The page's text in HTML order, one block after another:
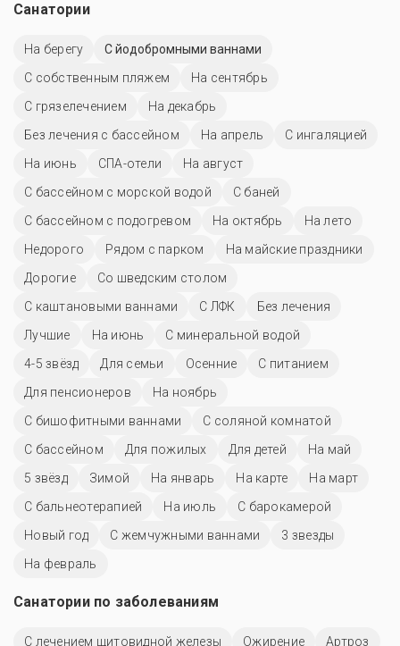
Санатории
На берегу
С йодобромными ваннами
С собственным пляжем
На сентябрь
С грязелечением
На декабрь
Без лечения с бассейном
На апрель
С ингаляцией
На июнь
СПА-отели
На август
С бассейном с морской водой
С баней
С бассейном с подогревом
На октябрь
На лето
Недорого
Рядом с парком
На майские праздники
Дорогие
Со шведским столом
С каштановыми ваннами
С ЛФК
Без лечения
Лучшие
На июнь
С минеральной водой
4-5 звёзд
Для семьи Осенние
С питанием
Для пенсионеров
На ноябрь
С бишофитными ваннами
С соляной комнатой
C бассейном
Для пожилых Для детей
На май
5 звёзд
Зимой На январь На карте
На март
С бальнеотерапией
На июль
С барокамерой
Новый год
С жемчужными ваннами
3 звезды
На февраль
Санатории по заболеваниям
С лечением щитовидной железы Ожирение Артроз